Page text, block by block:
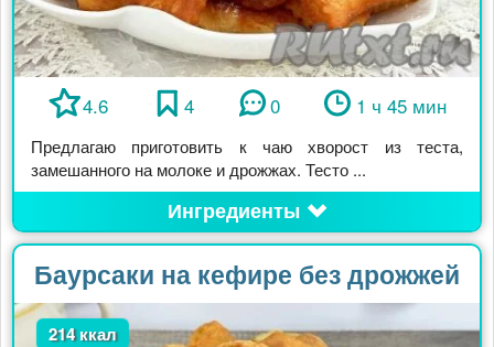
4.6 4 0 1 ч 45 мин
Предлагаю приготовить к чаю хворост из теста,
замешанного на молоке и дрожжах. Тесто ...
Ингредиенты
Баурсаки на кефире без дрожжей
214 ккал